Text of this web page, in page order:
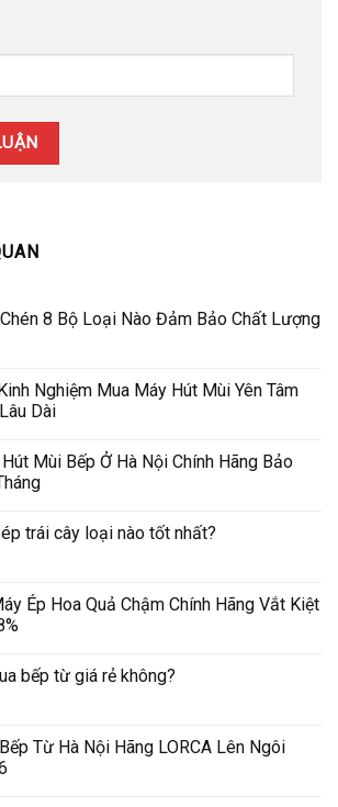
8 Bộ Loại Nào Đảm Bảo Chất Lượng
Nghiệm Mua Máy Hút Mùi Yên Tâm
Dài
Mùi Bếp Ở Hà Nội Chính Hãng Bảo
trái cây loại nào tốt nhất?
Ép Hoa Quả Chậm Chính Hãng Vắt Kiệt
bếp từ giá rẻ không?
Từ Hà Nội Hãng LORCA Lên Ngôi